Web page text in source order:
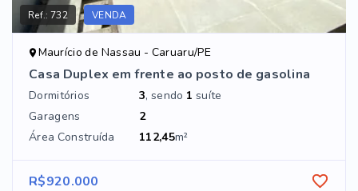
Ref.:732 VENDA
Maurício de Nassau - Caruaru/PE
Casa Duplex em frente ao posto de gasolina
Dormitórios 3, sendo 1 suíte
Garagens
2
Área Construída
112,45m²
R$920.000